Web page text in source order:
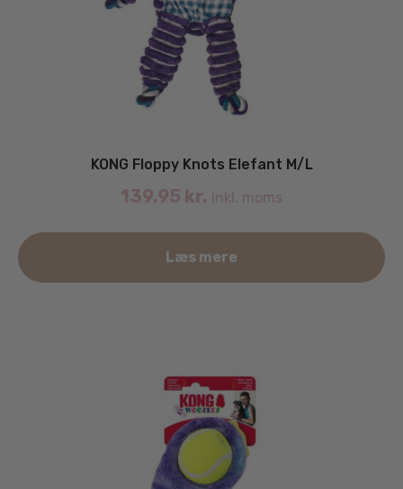
KONG Floppy Knots Elefant M/L
139.95 kr. inkl. moms
Læs mere